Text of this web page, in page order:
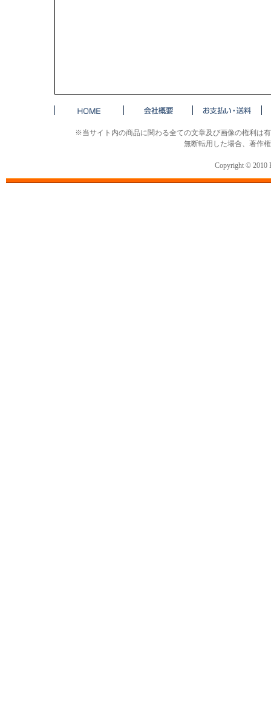
※当サイト内の商品に関わる全ての文章及び画像の権利は
無断転用した場合、著作
Copyright © 2010